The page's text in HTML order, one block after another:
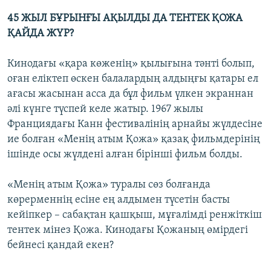
45 ЖЫЛ БҰРЫНҒЫ АҚЫЛДЫ ДА ТЕНТЕК ҚОЖА
ҚАЙДА ЖҮР?
Кинодағы «қара көженiң» қылығына тәнті болып,
оған еліктеп өскен балалардың алдыңғы қатары ел
ағасы жасынан асса да бұл фильм үлкен экраннан
әлі күнге түспей келе жатыр. 1967 жылы
Франциядағы Канн фестивалiнiң арнайы жүлдесiне
ие болған «Менiң атым Қожа» қазақ фильмдерiнiң
iшiнде осы жүлдені алған бiрiншi фильм болды.
«Менiң атым Қожа» туралы сөз болғанда
көрерменнің есіне ең алдымен түсетін басты
кейіпкер – сабақтан қашқыш, мұғалімді ренжіткіш
тентек мінез Қожа. Кинодағы Қожаның өмірдегі
бейнесі қандай екен?